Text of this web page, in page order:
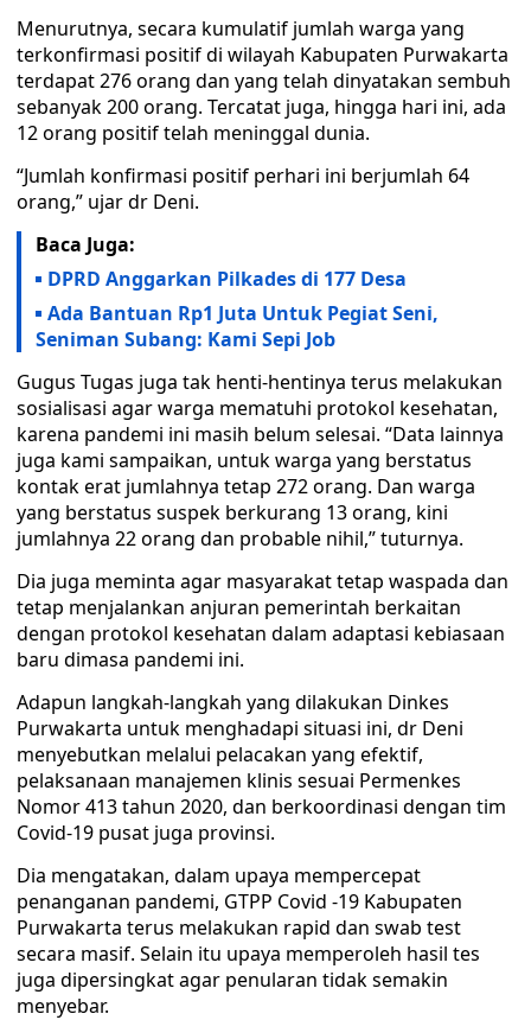
Menurutnya, secara kumulatif jumlah warga yang
terkonfirmasi positif di wilayah Kabupaten Purwakarta
terdapat 276 orang dan yang telah dinyatakan sembuh
sebanyak 200 orang. Tercatat juga, hingga hari ini, ada
12 orang positif telah meninggal dunia.
“Jumlah konfirmasi positif perhari ini berjumlah 64
orang,” ujar dr Deni.
Baca Juga:
DPRD Anggarkan Pilkades di 177 Desa
Ada Bantuan Rp1 Juta Untuk Pegiat Seni,
Seniman Subang: Kami Sepi Job
Gugus Tugas juga tak henti-hentinya terus melakukan
sosialisasi agar warga mematuhi protokol kesehatan,
karena pandemi ini masih belum selesai. “Data lainnya
juga kami sampaikan, untuk warga yang berstatus
kontak erat jumlahnya tetap 272 orang. Dan warga
yang berstatus suspek berkurang 13 orang, kini
jumlahnya 22 orang dan probable nihil,” tuturnya.
Dia juga meminta agar masyarakat tetap waspada dan
tetap menjalankan anjuran pemerintah berkaitan
dengan protokol kesehatan dalam adaptasi kebiasaan
baru dimasa pandemi ini.
Adapun langkah-langkah yang dilakukan Dinkes
Purwakarta untuk menghadapi situasi ini, dr Deni
menyebutkan melalui pelacakan yang efektif,
pelaksanaan manajemen klinis sesuai Permenkes
Nomor 413 tahun 2020, dan berkoordinasi dengan tim
Covid-19 pusat juga provinsi.
Dia mengatakan, dalam upaya mempercepat
penanganan pandemi, GTPP Covid -19 Kabupaten
Purwakarta terus melakukan rapid dan swab test
secara masif. Selain itu upaya memperoleh hasil tes
juga dipersingkat agar penularan tidak semakin
menyebar.